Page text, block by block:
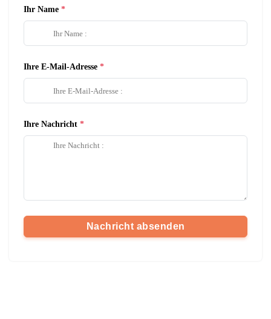
Ihr Name
Ihre E-Mail-Adresse
Ihre Nachricht
Nachricht absenden